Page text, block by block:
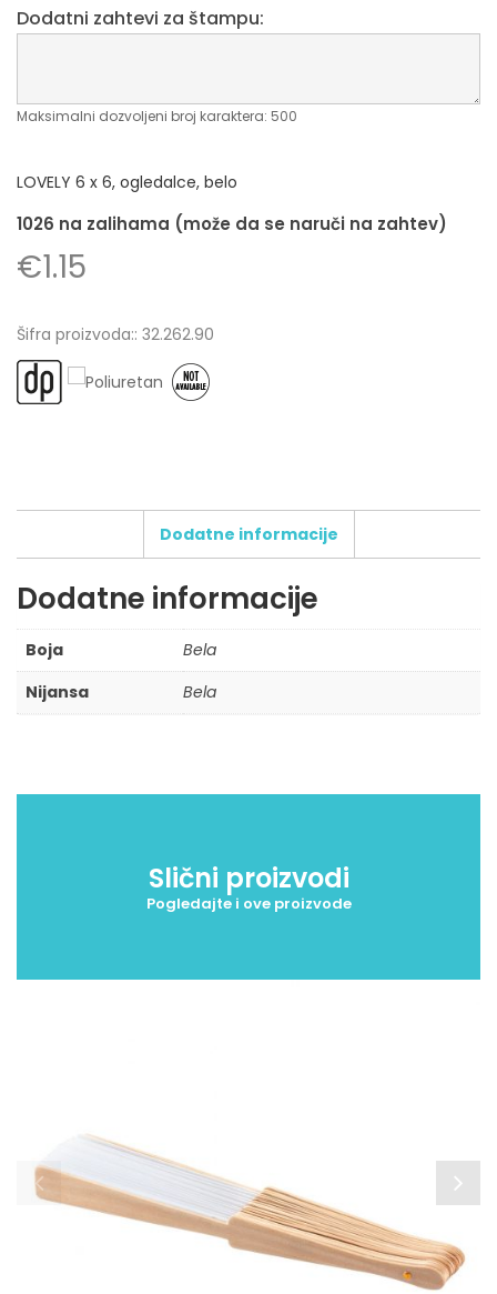
LOVELY 6 x 6, ogledalce, belo
1026 na zalihama (može da se naruči na zahtev)
€1.15
Šifra proizvoda:: 32.262.90
Dodatni zahtevi za štampu:
Maksimalni dozvoljeni broj karaktera: 500
Dodatne informacije
Dodatne informacije
Boja
Bela
Nijansa
Bela
Slični proizvodi
Pogledajte i ove proizvode